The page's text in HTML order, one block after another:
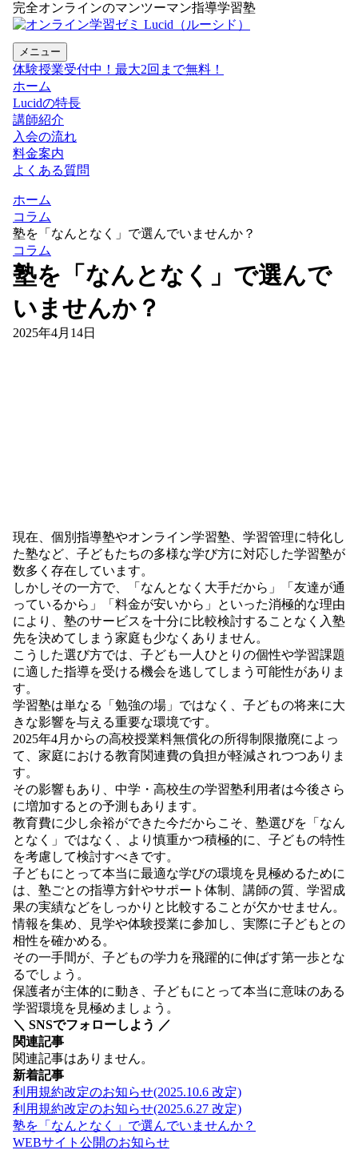
完全オンラインのマンツーマン指導学習塾
メニュー
体験授業受付中！最大2回まで無料！
ホーム
Lucidの特長
講師紹介
入会の流れ
料金案内
よくある質問
ホーム
コラム
塾を「なんとなく」で選んでいませんか？
コラム
塾を「なんとなく」で選んで
いませんか？
2025年4月14日
現在、個別指導塾やオンライン学習塾、学習管理に特化し
た塾など、子どもたちの多様な学び方に対応した学習塾が
数多く存在しています。
しかしその一方で、「なんとなく大手だから」「友達が通
っているから」「料金が安いから」といった消極的な理由
により、塾のサービスを十分に比較検討することなく入塾
先を決めてしまう家庭も少なくありません。
こうした選び方では、子ども一人ひとりの個性や学習課題
に適した指導を受ける機会を逃してしまう可能性がありま
す。
学習塾は単なる「勉強の場」ではなく、子どもの将来に大
きな影響を与える重要な環境です。
2025年4月からの高校授業料無償化の所得制限撤廃によっ
て、家庭における教育関連費の負担が軽減されつつありま
す。
その影響もあり、中学・高校生の学習塾利用者は今後さら
に増加するとの予測もあります。
教育費に少し余裕ができた今だからこそ、塾選びを「なん
となく」ではなく、より慎重かつ積極的に、子どもの特性
を考慮して検討すべきです。
子どもにとって本当に最適な学びの環境を見極めるために
は、塾ごとの指導方針やサポート体制、講師の質、学習成
果の実績などをしっかりと比較することが欠かせません。
情報を集め、見学や体験授業に参加し、実際に子どもとの
相性を確かめる。
その一手間が、子どもの学力を飛躍的に伸ばす第一歩とな
るでしょう。
保護者が主体的に動き、子どもにとって本当に意味のある
学習環境を見極めましょう。
＼ SNSでフォローしよう ／
関連記事
関連記事はありません。
新着記事
利用規約改定のお知らせ(2025.10.6 改定)
利用規約改定のお知らせ(2025.6.27 改定)
塾を「なんとなく」で選んでいませんか？
WEBサイト公開のお知らせ